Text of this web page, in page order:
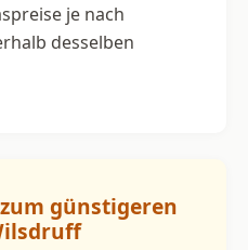
je nach
desselben
günstigeren